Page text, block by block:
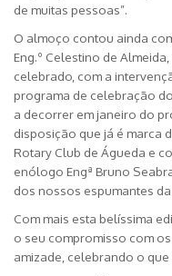
de muitas pessoas”.
O almoço contou ainda
Eng.º Celestino de
celebrado, com a
programa de celebração
a decorrer em janeiro do
disposição que já é marca
Rotary Club de Águeda e
enólogo Engª Bruno
dos nossos espumantes
Com mais esta belíssima
o seu compromisso com
amizade, celebrando o